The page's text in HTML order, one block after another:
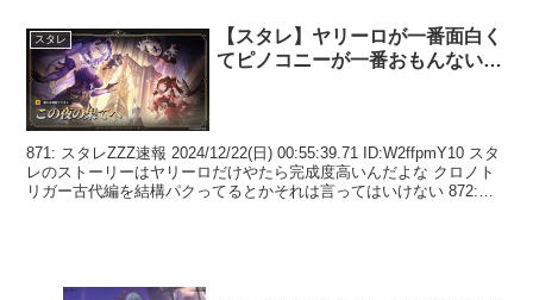
スタレ
【スタレ】ヤリーロが一番面白く
てピノコニーが一番おもんない…
871: スタレZZZ速報 2024/12/22(日) 00:55:39.71 ID:W2ffpmY10 スタ
レのストーリーはヤリーロだけやたら完成度高いんだよな クロノト
リガー古代編を結構パクってるとかそれは言ってはいけない 872: